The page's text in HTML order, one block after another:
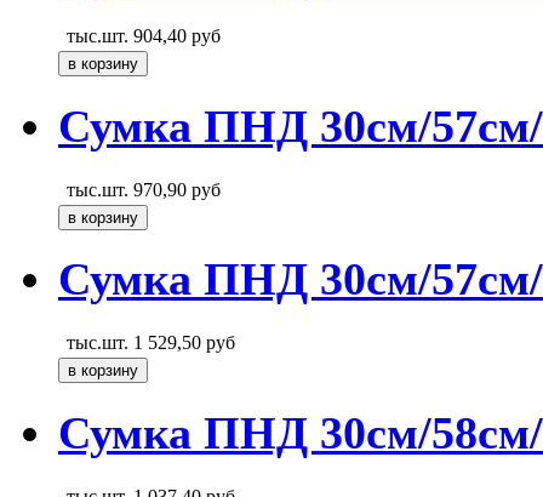
тыс.шт. 904,40 руб
Сумка ПНД 30см/
тыс.шт. 970,90 руб
Сумка ПНД 30см/
тыс.шт. 1 529,50 руб
Сумка ПНД 30см/